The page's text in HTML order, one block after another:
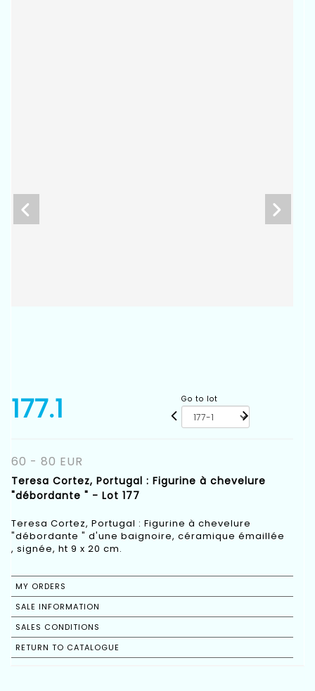
177.1 Go to lot
60 - 80 EUR
Teresa Cortez, Portugal : Figurine à chevelure
"débordante " - Lot 177
Teresa Cortez, Portugal : Figurine à chevelure
"débordante " d'une baignoire, céramique émaillée
, signée, ht 9 x 20 cm.
MY ORDERS
SALE INFORMATION
SALES CONDITIONS
RETURN TO CATALOGUE